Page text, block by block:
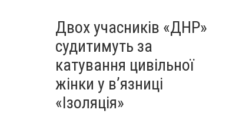
Двох учасників «ДНР»
судитимуть за
катування цивільної
жінки у в’язниці
«Ізоляція»